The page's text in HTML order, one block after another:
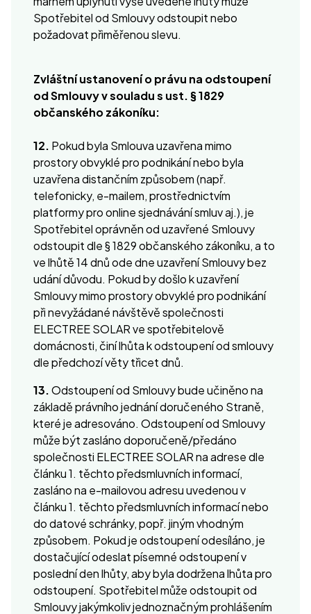
Spotřebitel od Smlouvy odstoupit nebo
požadovat přiměřenou slevu.
Zvláštní ustanovení o právu na odstoupení
od Smlouvy v souladu s ust. § 1829
občanského zákoníku:
12. Pokud byla Smlouva uzavřena mimo
prostory obvyklé pro podnikání nebo byla
uzavřena distančním způsobem (např.
telefonicky, e-mailem, prostřednictvím
platformy pro online sjednávání smluv aj.), je
Spotřebitel oprávněn od uzavřené Smlouvy
odstoupit dle § 1829 občanského zákoníku, a to
ve lhůtě 14 dnů ode dne uzavření Smlouvy bez
udání důvodu. Pokud by došlo k uzavření
Smlouvy mimo prostory obvyklé pro podnikání
při nevyžádané návštěvě společnosti
ELECTREE SOLAR ve spotřebitelově
domácnosti, činí lhůta k odstoupení od smlouvy
dle předchozí věty třicet dnů.
13.Odstoupení od Smlouvy bude učiněno na
základě právního jednání doručeného Straně,
které je adresováno. Odstoupení od Smlouvy
může být zasláno doporučeně/předáno
společnosti ELECTREE SOLAR na adrese dle
článku 1. těchto předsmluvních informací,
zasláno na e-mailovou adresu uvedenou v
článku 1. těchto předsmluvních informací nebo
do datové schránky, popř. jiným vhodným
způsobem. Pokud je odstoupení odesíláno, je
dostačující odeslat písemné odstoupení v
poslední den lhůty, aby byla dodržena lhůta pro
odstoupení. Spotřebitel může odstoupit od
Smlouvy jakýmkoliv jednoznačným prohlášením